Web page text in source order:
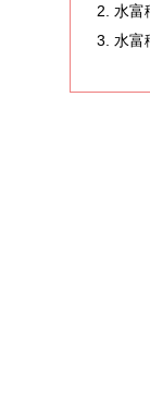
水富
水富